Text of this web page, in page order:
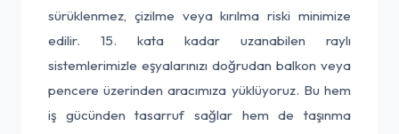
sürüklenmez, çizilme veya kırılma riski minimize
edilir. 15. kata kadar uzanabilen raylı
sistemlerimizle eşyalarınızı doğrudan balkon veya
pencere üzerinden aracımıza yüklüyoruz. Bu hem
iş gücünden tasarruf sağlar hem de taşınma